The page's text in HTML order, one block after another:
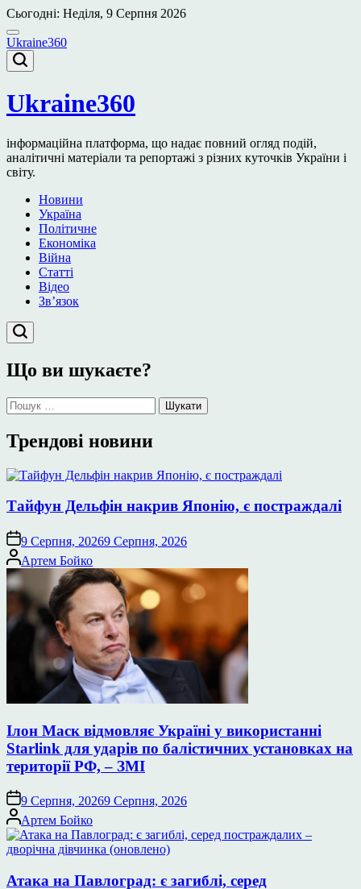
Перейти
до
вмісту
Сьогодні: Неділя, 9 Серпня 2026
Ukraine360
Ukraine360
інформаційна платформа, що надає повний огляд подій,
аналітичні матеріали та репортажі з різних куточків України і
світу.
Новини
Україна
Політичне
Економіка
Війна
Статті
Відео
Зв’язок
Що ви шукаєте?
Пошук:
Трендові новини
Тайфун Дельфін накрив Японію, є постраждалі
9 Серпня, 20269 Серпня, 2026
Опубліковано
Артем Бойко
Ілон Маск відмовляє Україні у використанні
Starlink для ударів по балістичних установках на
території РФ, – ЗМІ
9 Серпня, 20269 Серпня, 2026
Опубліковано
Артем Бойко
Атака на Павлоград: є загиблі, серед